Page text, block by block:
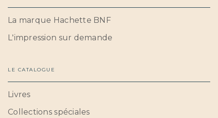
La marque Hachette BNF
L'impression sur demande
LE CATALOGUE
Livres
Collections spéciales